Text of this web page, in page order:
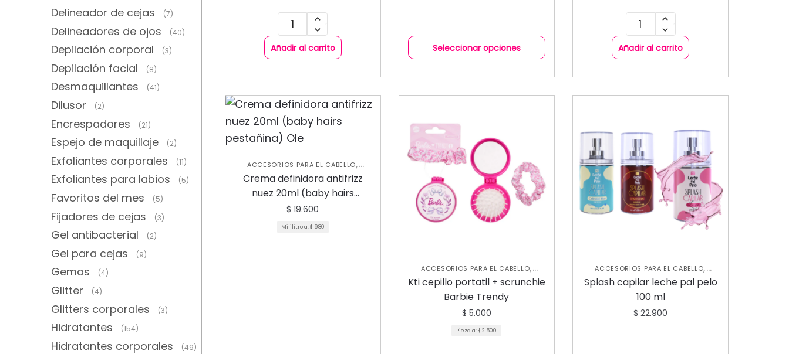
Añadir al carrito Seleccionar opciones Añadir al carrito
ACCESORIOS PARA EL CABELLO,
CUIDADO CAPILAR, NUEVA
, TRATAMIENTOS
CAPILARES
Crema definidora antifrizz
nuez 20ml (baby hairs
pestañina) Ole
$ 19.600
Mililitro a:$ 980
ACCESORIOS PARA EL CABELLO,
CUIDADO CAPILAR, NUEVA
COLECCIÓN ,
Kti cepillo portatil + scrunchie
Barbie Trendy
$ 5.000
Pieza a:$ 2.500
ACCESORIOS PARA EL CABELLO,
CUIDADO CAPILAR,NUEVA
COLECCIÓN ,
TRATAMIENTOS
CAPILARES
Splash capilar leche pal pelo
100 ml
$ 22.900
Delineador de cejas (7)
Delineadores de ojos (40)
Depilación corporal (3)
Depilación facial (8)
Desmaquillantes (41)
Dilusor (2)
Encrespadores (21)
Espejo de maquillaje (2)
Exfoliantes corporales (11)
Exfoliantes para labios (5)
Favoritos del mes (5)
Fijadores de cejas (3)
Gel antibacterial (2)
Gel para cejas (9)
Gemas (4)
Glitter (4)
Glitters corporales (3)
Hidratantes (154)
Hidratantes corporales (49)